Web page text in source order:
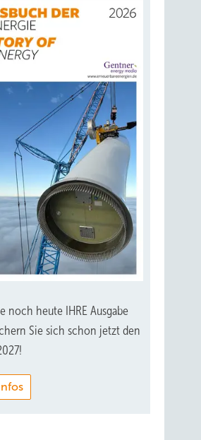
noch heute IHRE Ausgabe
Sie sich schon jetzt den